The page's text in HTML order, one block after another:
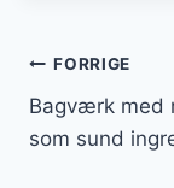
FORRIGE
Bagværk med
som sund